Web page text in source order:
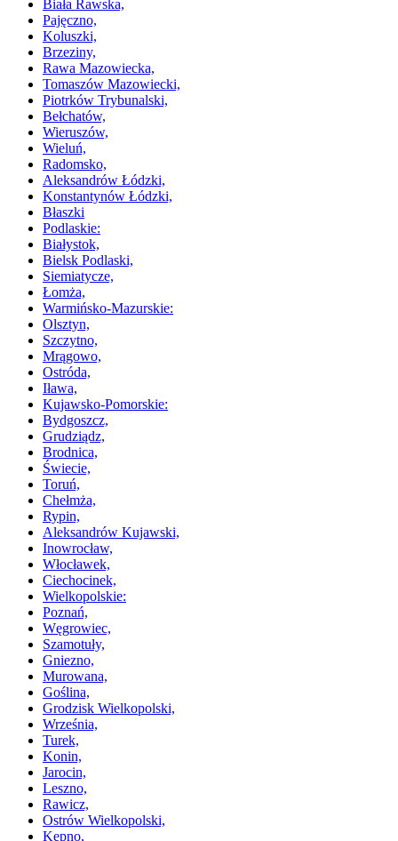
Biała Rawska,
Pajęczno,
Koluszki,
Brzeziny,
Rawa Mazowiecka,
Tomaszów Mazowiecki,
Piotrków Trybunalski,
Bełchatów,
Wieruszów,
Wieluń,
Radomsko,
Aleksandrów Łódzki,
Konstantynów Łódzki,
Błaszki
Podlaskie:
Białystok,
Bielsk Podlaski,
Siemiatycze,
Łomża,
Warmińsko-Mazurskie:
Olsztyn,
Szczytno,
Mrągowo,
Ostróda,
Iława,
Kujawsko-Pomorskie:
Bydgoszcz,
Grudziądz,
Brodnica,
Świecie,
Toruń,
Chełmża,
Rypin,
Aleksandrów Kujawski,
Inowrocław,
Włocławek,
Ciechocinek,
Wielkopolskie:
Poznań,
Węgrowiec,
Szamotuły,
Gniezno,
Murowana,
Goślina,
Grodzisk Wielkopolski,
Września,
Turek,
Konin,
Jarocin,
Leszno,
Rawicz,
Ostrów Wielkopolski,
Kępno,